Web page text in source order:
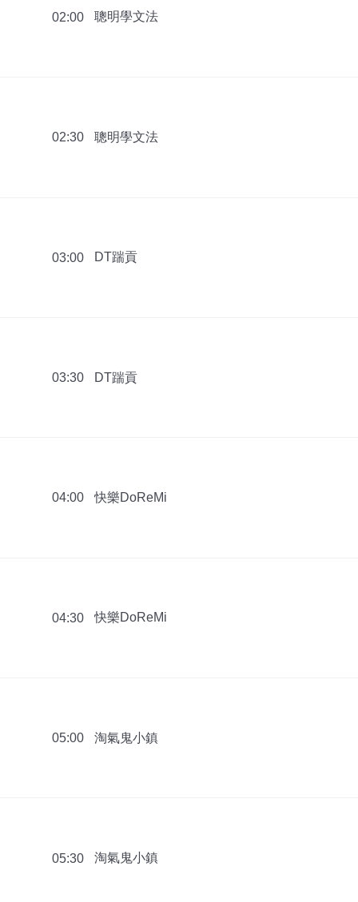
02:00 聰明學文法
02:30 聰明學文法
03:00 DT踹貢
03:30 DT踹貢
04:00 快樂DoReMi
04:30 快樂DoReMi
05:00 淘氣鬼小鎮
05:30 淘氣鬼小鎮